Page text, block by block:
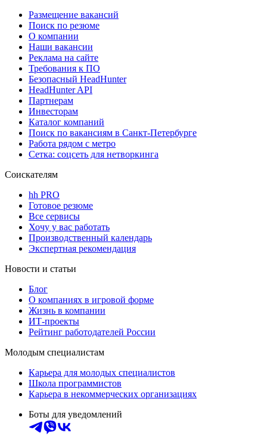
Размещение вакансий
Поиск по резюме
О компании
Наши вакансии
Реклама на сайте
Требования к ПО
Безопасный HeadHunter
HeadHunter API
Партнерам
Инвесторам
Каталог компаний
Поиск по вакансиям в Санкт-Петербурге
Работа рядом с метро
Сетка: соцсеть для нетворкинга
Соискателям
hh PRO
Готовое резюме
Все сервисы
Хочу у вас работать
Производственный календарь
Экспертная рекомендация
Новости и статьи
Блог
О компаниях в игровой форме
Жизнь в компании
ИТ-проекты
Рейтинг работодателей России
Молодым специалистам
Карьера для молодых специалистов
Школа программистов
Карьера в некоммерческих организациях
Боты для уведомлений